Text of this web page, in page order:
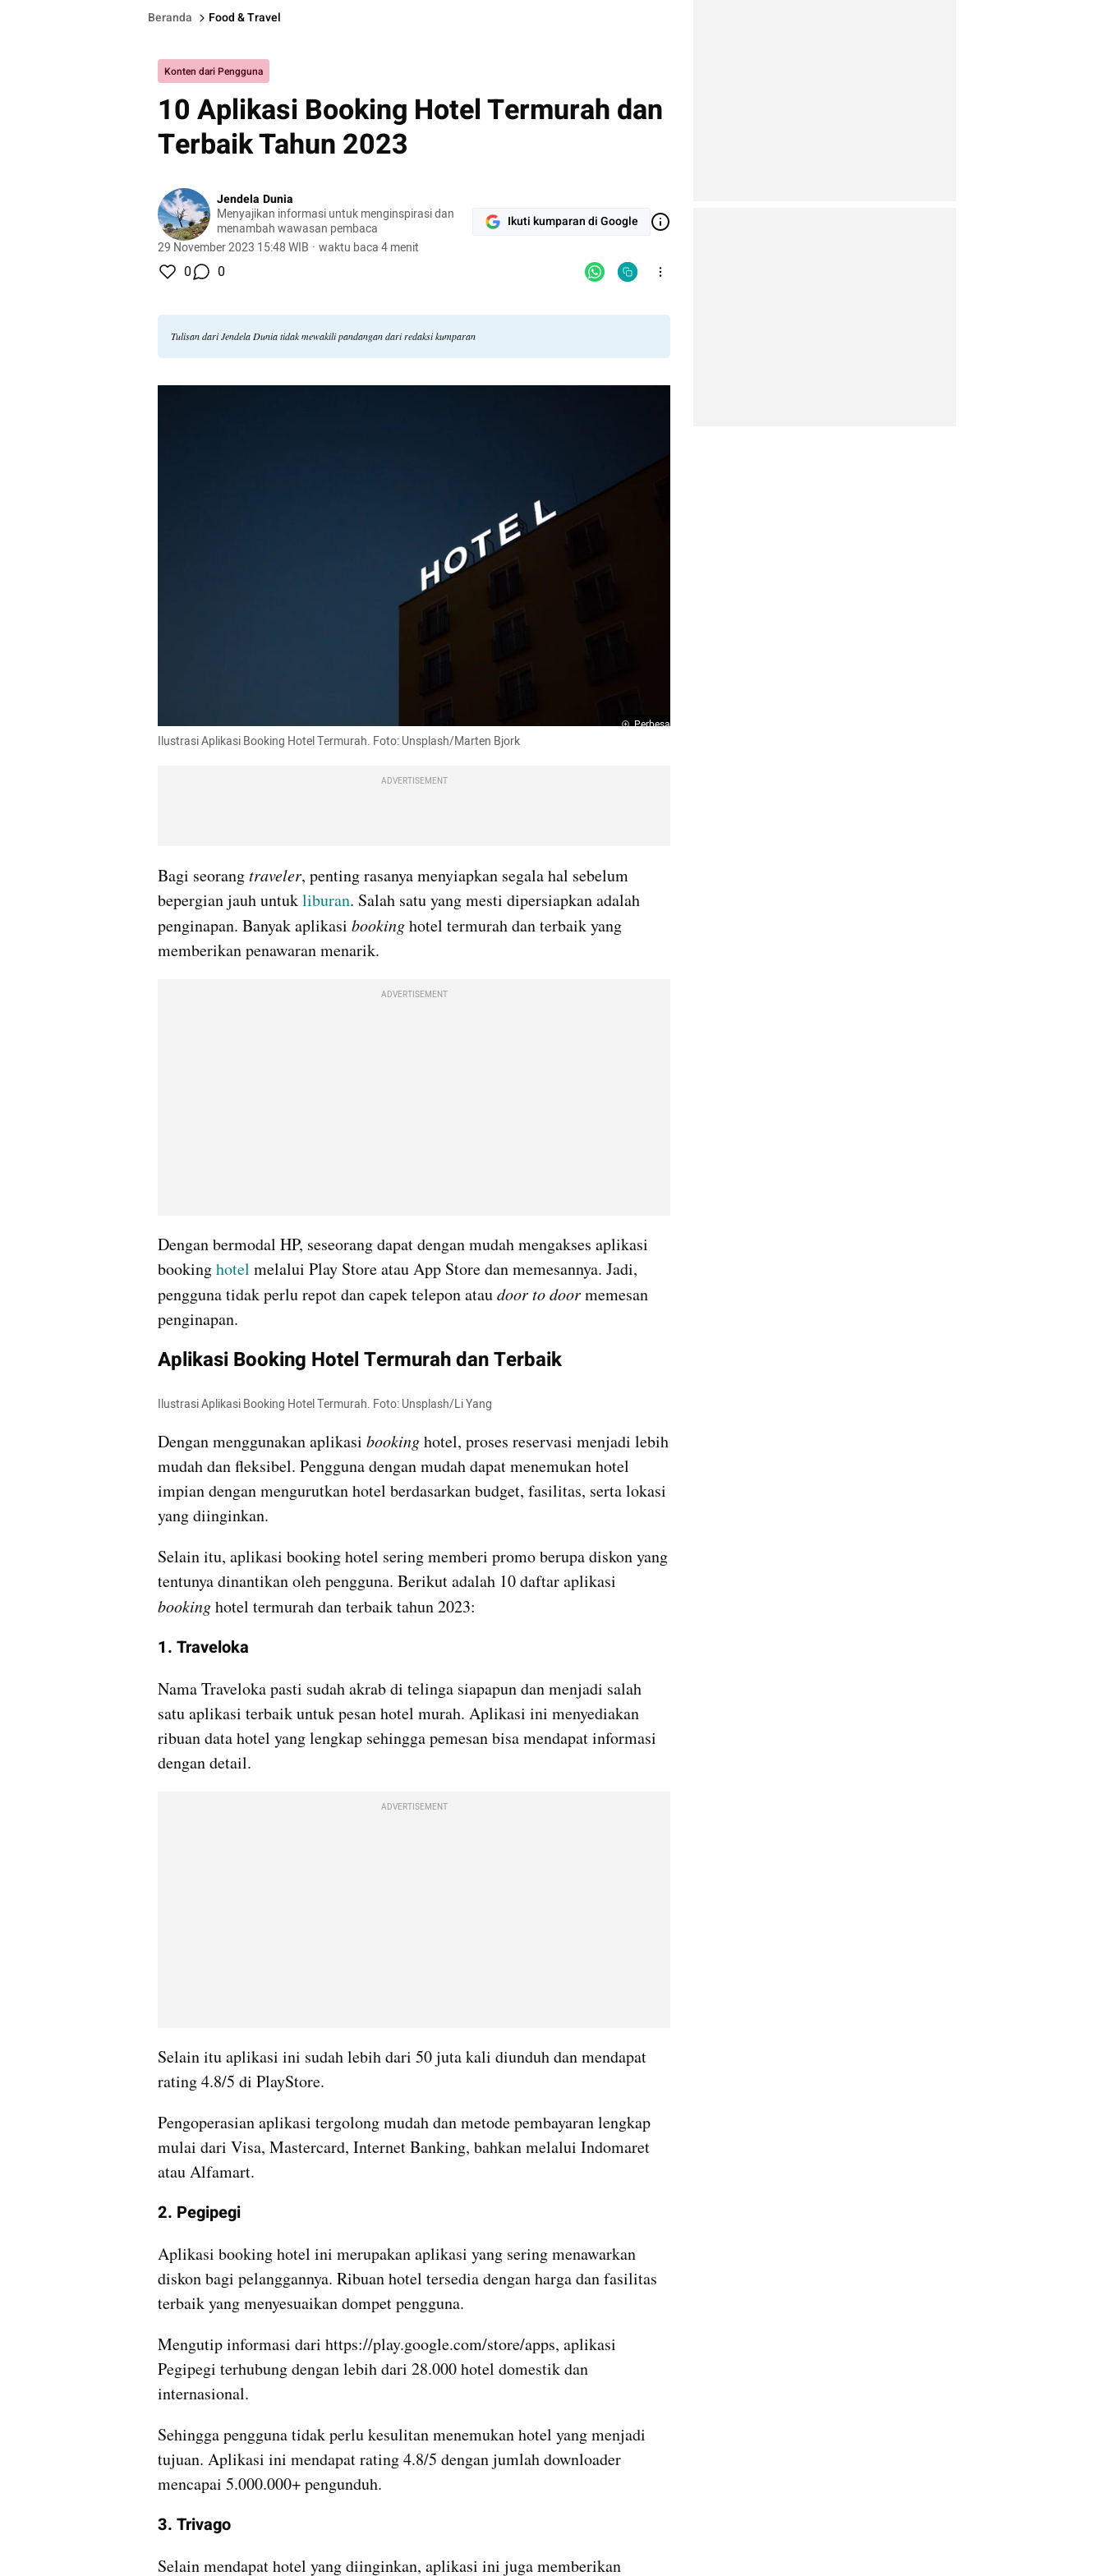
Beranda Food & Travel
Konten dari Pengguna
10 Aplikasi Booking Hotel Termurah dan
Terbaik Tahun 2023
Jendela Dunia
Menyajikan informasi untuk menginspirasi dan
menambah wawasan pembaca
29 November 2023 15:48 WIB · waktu baca 4 menit
Ikuti kumparan di Google
0 0
Tulisan dari Jendela Dunia tidak mewakili pandangan dari redaksi kumparan
Perbesar
Ilustrasi Aplikasi Booking Hotel Termurah. Foto: Unsplash/Marten Bjork
ADVERTISEMENT
Bagi seorang traveler, penting rasanya menyiapkan segala hal sebelum
bepergian jauh untuk liburan. Salah satu yang mesti dipersiapkan adalah
penginapan. Banyak aplikasi booking hotel termurah dan terbaik yang
memberikan penawaran menarik.
ADVERTISEMENT
Dengan bermodal HP, seseorang dapat dengan mudah mengakses aplikasi
booking hotel melalui Play Store atau App Store dan memesannya. Jadi,
pengguna tidak perlu repot dan capek telepon atau door to door memesan
penginapan.
Aplikasi Booking Hotel Termurah dan Terbaik
Ilustrasi Aplikasi Booking Hotel Termurah. Foto: Unsplash/Li Yang
Dengan menggunakan aplikasi booking hotel, proses reservasi menjadi lebih
mudah dan fleksibel. Pengguna dengan mudah dapat menemukan hotel
impian dengan mengurutkan hotel berdasarkan budget, fasilitas, serta lokasi
yang diinginkan.
Selain itu, aplikasi booking hotel sering memberi promo berupa diskon yang
booking hotel termurah dan terbaik tahun 2023:
1. Traveloka
Nama Traveloka pasti sudah akrab di telinga siapapun dan menjadi salah
satu aplikasi terbaik untuk pesan hotel murah. Aplikasi ini menyediakan
ribuan data hotel yang lengkap sehingga pemesan bisa mendapat informasi
dengan detail.
ADVERTISEMENT
Selain itu aplikasi ini sudah lebih dari 50 juta kali diunduh dan mendapat
rating 4.8/5 di PlayStore.
Pengoperasian aplikasi tergolong mudah dan metode pembayaran lengkap
mulai dari Visa, Mastercard, Internet Banking, bahkan melalui Indomaret
atau Alfamart.
2. Pegipegi
Aplikasi booking hotel ini merupakan aplikasi yang sering menawarkan
diskon bagi pelanggannya. Ribuan hotel tersedia dengan harga dan fasilitas
terbaik yang menyesuaikan dompet pengguna.
Mengutip informasi dari https://play.google.com/store/apps, aplikasi
Pegipegi terhubung dengan lebih dari 28.000 hotel domestik dan
internasional.
Sehingga pengguna tidak perlu kesulitan menemukan hotel yang menjadi
tujuan. Aplikasi ini mendapat rating 4.8/5 dengan jumlah downloader
mencapai 5.000.000+ pengunduh.
3. Trivago
Selain mendapat hotel yang diinginkan, aplikasi ini juga memberikan